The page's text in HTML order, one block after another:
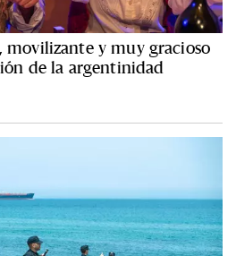
movilizante y muy gracioso
de la argentinidad